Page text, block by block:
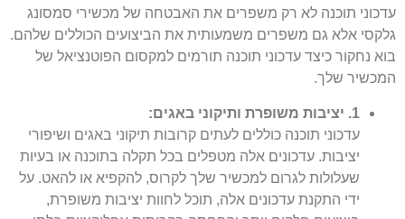
עדכוני תוכנה לא רק משפרים את האבטחה של מכשירי סמסונג
גלקסי אלא גם משפרים משמעותית את הביצועים הכוללים שלהם.
בוא נחקור כיצד עדכוני תוכנה תורמים למקסום הפוטנציאל של
המכשיר שלך.
1. יציבות משופרת ותיקוני באגים:
עדכוני תוכנה כוללים לעתים קרובות תיקוני באגים ושיפורי
יציבות. עדכונים אלה מטפלים בכל תקלה בתוכנה או בעיות
שעלולות לגרום למכשיר שלך לקרוס, להקפיא או להאט. על
ידי התקנת עדכונים אלה, תוכל לחוות יציבות משופרת,